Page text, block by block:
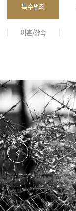
특수범죄
이혼/상속
이전